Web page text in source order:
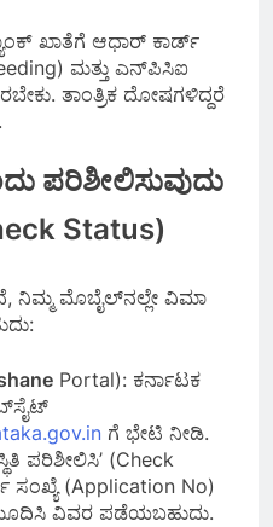
ಖಾತೆಗೆ ಆಧಾರ್ ಕಾರ್ಡ್
ಮತ್ತು ಎನ್‌ಪಿಸಿಐ
ತಾಂತ್ರಿಕ ದೋಷಗಳಿದ್ದರೆ
ಪರಿಶೀಲಿಸುವುದು
Status)
ನಿಮ್ಮ ಮೊಬೈಲ್‌ನಲ್ಲೇ ವಿಮಾ
Portal): ಕರ್ನಾಟಕ
ಗೆ ಭೇಟಿ ನೀಡಿ.
ಪರಿಶೀಲಿಸಿ’ (Check
ಸಂಖ್ಯೆ (Application No)
ವಿವರ ಪಡೆಯಬಹುದು.